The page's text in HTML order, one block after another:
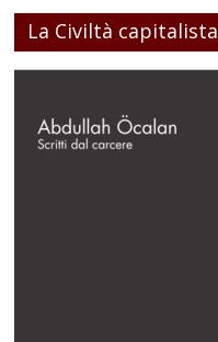
La Civiltà capitalista